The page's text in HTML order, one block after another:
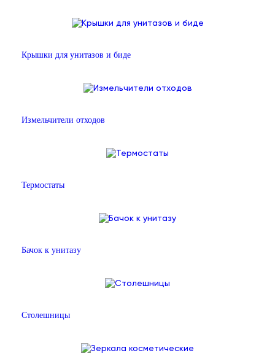
Крышки для унитазов и биде
Измельчители отходов
Термостаты
Бачок к унитазу
Столешницы